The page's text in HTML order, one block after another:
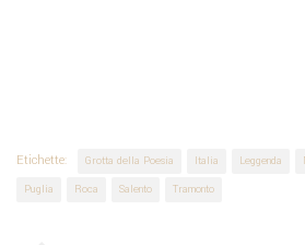
Etichette: Grotta della Poesia Italia Leggenda
Puglia
Roca Salento Tramonto